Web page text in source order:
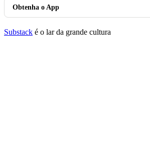
Obtenha o App
Substack é o lar da grande cultura